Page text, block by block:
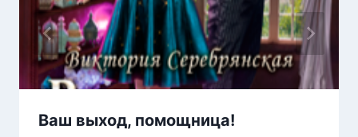
Ваш выход, помощница!